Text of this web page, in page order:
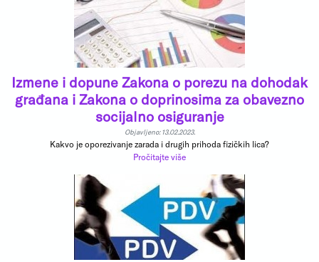
Izmene i dopune Zakona o porezu na dohodak
građana i Zakona o doprinosima za obavezno
socijalno osiguranje
Objavljeno: 13.02.2023.
Kakvo je oporezivanje zarada i drugih prihoda fizičkih lica?
Pročitajte više